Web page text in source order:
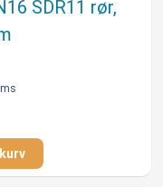
SDR11 rør,